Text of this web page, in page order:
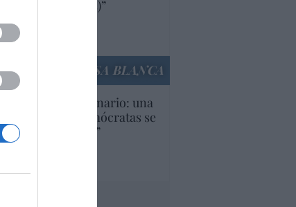
(y europeas)”
Sánchez Arjona
anteriores
LA CASA BLANCA
Inquietante escenario: una
parte de los demócratas se
como “socialista”